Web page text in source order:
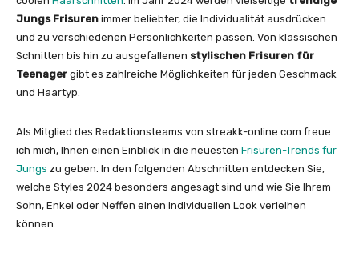
Jungs Frisuren immer beliebter, die Individualität ausdrücken
und zu verschiedenen Persönlichkeiten passen. Von klassischen
Schnitten bis hin zu ausgefallenen stylischen Frisuren für
Teenager gibt es zahlreiche Möglichkeiten für jeden Geschmack
und Haartyp.
Als Mitglied des Redaktionsteams von streakk-online.com freue
ich mich, Ihnen einen Einblick in die neuesten Frisuren-Trends für
Jungs zu geben. In den folgenden Abschnitten entdecken Sie,
welche Styles 2024 besonders angesagt sind und wie Sie Ihrem
Sohn, Enkel oder Neffen einen individuellen Look verleihen
können.